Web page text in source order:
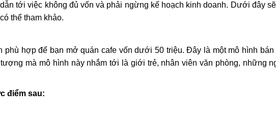
tới việc không đủ vốn và phải ngừng kế hoạch kinh doanh. Dưới đây
thể tham khảo.
phù hợp để bạn mở quán cafe vốn dưới 50 triệu. Đây là một mô hình bán
mà mô hình này nhắm tới là giới trẻ, nhân viên văn phòng, những
điểm sau: